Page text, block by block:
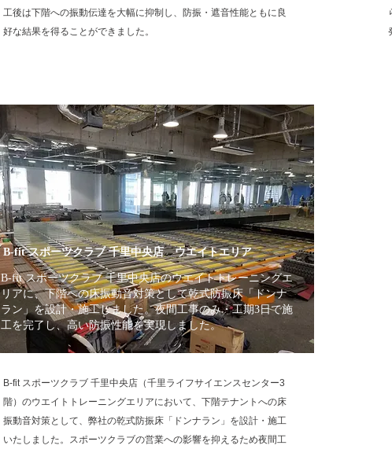
工後は下階への振動伝達を大幅に抑制し、防振・遮音性能ともに良
好な結果を得ることができました。
B-fit スポーツクラブ 千里中央店 ウエイトエリア
B-fit スポーツクラブ 千里中央店のウエイトトレーニングエ
リアに、下階への床振動音対策として乾式防振床「ドンナ
ラン」を設計・施工しました。夜間工事のみ・工期3日で施
工を完了し、高い防振性能を実現しました。
B-fit スポーツクラブ 千里中央店（千里ライフサイエンスセンター3
階）のウエイトトレーニングエリアにおいて、下階テナントへの床
振動音対策として、弊社の乾式防振床「ドンナラン」を設計・施工
いたしました。スポーツクラブの営業への影響を抑えるため夜間工